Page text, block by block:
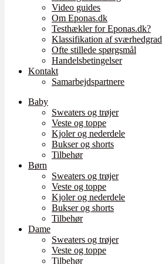
Video guides
Om Eponas.dk
Testhækler for Eponas.dk?
Klassifikation af sværhedgrad
Ofte stillede spørgsmål
Handelsbetingelser
Kontakt
Samarbejdspartnere
Baby
Sweaters og trøjer
Veste og toppe
Kjoler og nederdele
Bukser og shorts
Tilbehør
Børn
Sweaters og trøjer
Veste og toppe
Kjoler og nederdele
Bukser og shorts
Tilbehør
Dame
Sweaters og trøjer
Veste og toppe
Tilbehør